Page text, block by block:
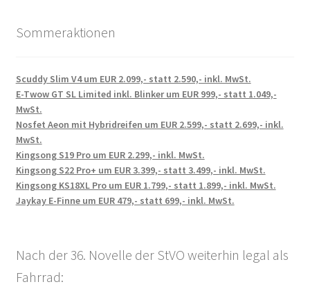
Sommeraktionen
Scuddy Slim V4 um EUR 2.099,- statt 2.590,- inkl. MwSt.
E-Twow GT SL Limited inkl. Blinker um EUR 999,- statt 1.049,-
MwSt.
Nosfet Aeon mit Hybridreifen um EUR 2.599,- statt 2.699,- inkl.
MwSt.
Kingsong S19 Pro um EUR 2.299,- inkl. MwSt.
Kingsong S22 Pro+ um EUR 3.399,- statt 3.499,- inkl. MwSt.
Kingsong KS18XL Pro um EUR 1.799,- statt 1.899,- inkl. MwSt.
Jaykay E-Finne um EUR 479,- statt 699,- inkl. MwSt.
Nach der 36. Novelle der StVO weiterhin legal als
Fahrrad: